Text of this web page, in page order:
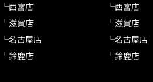
西宮店
滋賀店
名古屋店
鈴鹿店
西宮店
滋賀店
名古屋店
鈴鹿店